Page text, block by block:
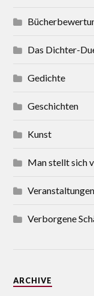
Das Dichter-
Gedichte
Geschichten
Kunst
Man stellt sich
Veranstaltungen
Verborgene
ARCHIVE